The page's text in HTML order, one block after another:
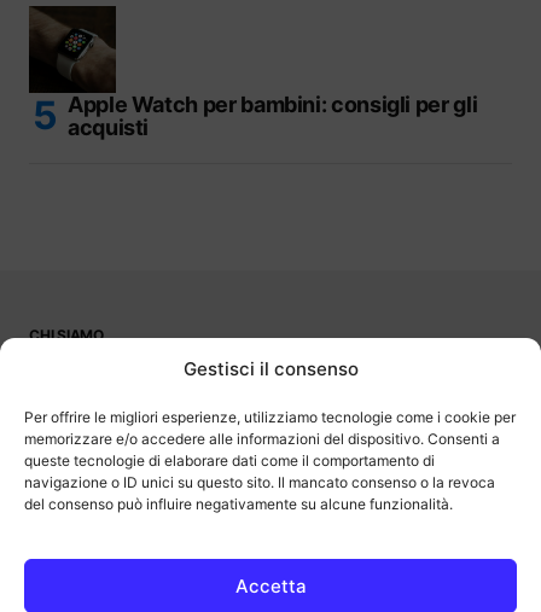
Gestisci il consenso
Per offrire le migliori esperienze, utilizziamo tecnologie come i cookie per
memorizzare e/o accedere alle informazioni del dispositivo. Consenti a
queste tecnologie di elaborare dati come il comportamento di
navigazione o ID unici su questo sito. Il mancato consenso o la revoca
del consenso può influire negativamente su alcune funzionalità.
Accetta
Apple Watch per bambini: consigli per gli
acquisti
CHI SIAMO
OutOfBit
programma di affiliazione che consente ai siti di percepire una
commissione pubblicitaria pubblicizzando e fornendo link al sito
Amazon.it. Amazon e il logo Amazon sono marchi registrati di